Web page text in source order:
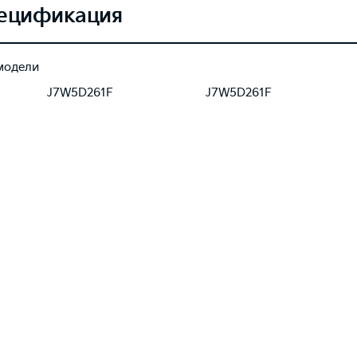
J7W5D261F J7W5D261F